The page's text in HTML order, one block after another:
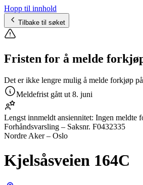
Hopp til innhold
Tilbake til søket
Fristen for å melde
Det er ikke lengre mulig å melde forkjøp
Meldefrist gått ut 8. juni
Lengst innmeldt ansiennitet: Ingen meldte
Forhåndsvarsling – Saksnr. F0432335
Nordre Aker – Oslo
Kjelsåsveien 164C